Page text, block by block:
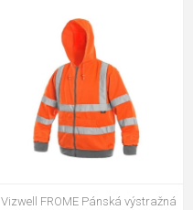
Vizwell FROME Pánská výstražná